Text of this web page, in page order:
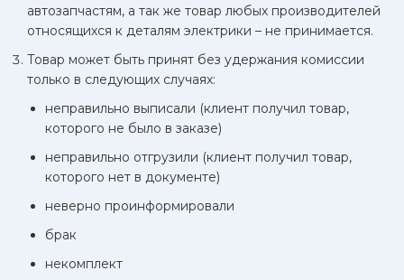
автозапчастям, а так же товар любых производителей
относящихся к деталям электрики – не принимается.
Товар может быть принят без удержания комиссии
только в следующих случаях:
неправильно выписали (клиент получил товар,
которого не было в заказе)
неправильно отгрузили (клиент получил товар,
которого нет в документе)
неверно проинформировали
брак
некомплект